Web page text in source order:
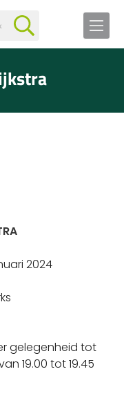
2024
gelegenheid tot
19.00 tot 19.45